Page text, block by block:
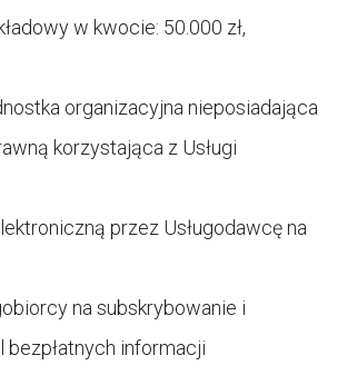
w kwocie: 50.000 zł,
organizacyjna nieposiadająca
korzystająca z Usługi
przez Usługodawcę na
na subskrybowanie i
bezpłatnych informacji